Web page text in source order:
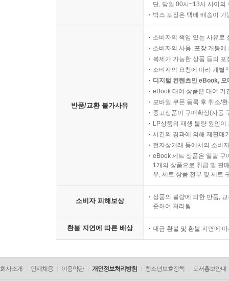
단, 당일 00시~13시 사이의
박스 포장은 택배 배송이
반품/교환 불가사유
소비자의 책임 있는 사유로
소비자의 사용, 포장 개봉
복제가 가능한 상품 등의
소비자의 요청에 따라 개별
디지털 컨텐츠인 eBook,
eBook 대여 상품은 대여 기
모바일 쿠폰 등록 후 취소/
중고상품이 구매확정(자동
LP상품의 재생 불량 원인
시간의 경과에 의해 재판매
전자상거래 등에서의 소비
eBook 세트 상품은 일괄 구
1개의 상품으로 취급 및 판
우, 세트 상품 전부 및 세트
소비자 피해보상
상품의 불량에 의한 반품,
준하여 처리됨
환불 지연에 따른 배상 대금 환불 및 환불 지연에
회사소개 인재채용 이용약관 개인정보처리방침 청소년보호정책 도서홍보안내